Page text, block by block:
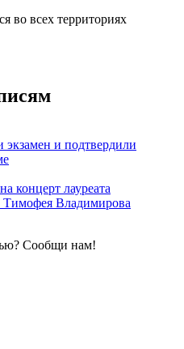
во всех территориях
экзамен и подтвердили
концерт лауреата
Владимирова
Сообщи нам!